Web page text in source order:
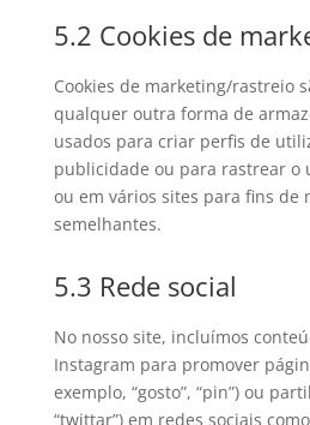
5.2 Cookies de
Cookies de marketing/rastreio
qualquer outra forma de
usados para criar perfis de
publicidade ou para rastrear o
ou em vários sites para fins de
semelhantes.
5.3 Rede social
No nosso site, incluímos
Instagram para promover
exemplo, “gosto”, “pin”) ou
“twittar”) em redes sociais